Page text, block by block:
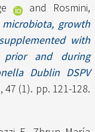
and Rosmini,
growth
with
and during
Dublin DSPV
47 (1). pp. 121-128.